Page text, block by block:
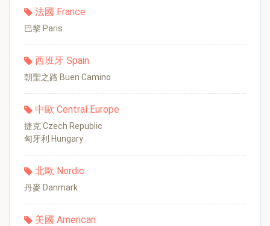
法國 France
巴黎 Paris
西班牙 Spain
朝聖之路 Buen Camino
中歐 Central Europe
捷克 Czech Republic
匈牙利 Hungary
北歐 Nordic
丹麥 Danmark
美國 American